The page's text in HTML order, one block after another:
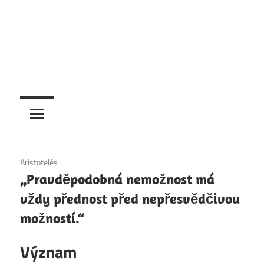
6. 12. 2020
Aristotelés
„Pravděpodobná nemožnost má
vždy přednost před nepřesvědčivou
možností.“
Význam